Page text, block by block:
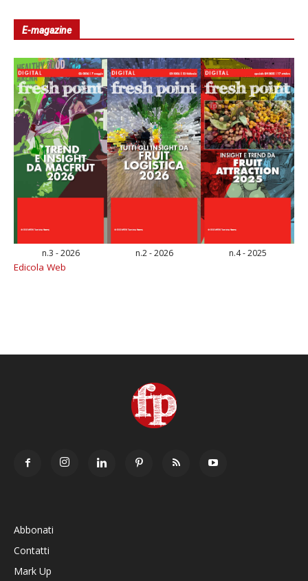
E-magazine
n.3 - 2026 n.2 - 2026 n.4 - 2025
Edicola Web
Abbonati
Contatti
Mark Up